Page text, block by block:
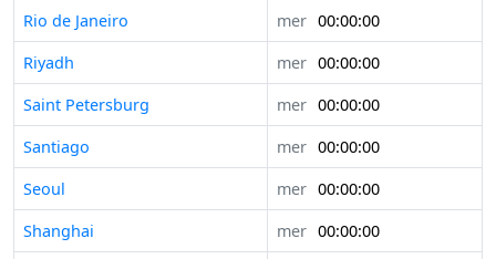
Rio de Janeiro
mer 00:00:00
Riyadh
mer 00:00:00
Saint Petersburg
mer 00:00:00
Santiago
mer 00:00:00
Seoul
mer 00:00:00
Shanghai
mer 00:00:00